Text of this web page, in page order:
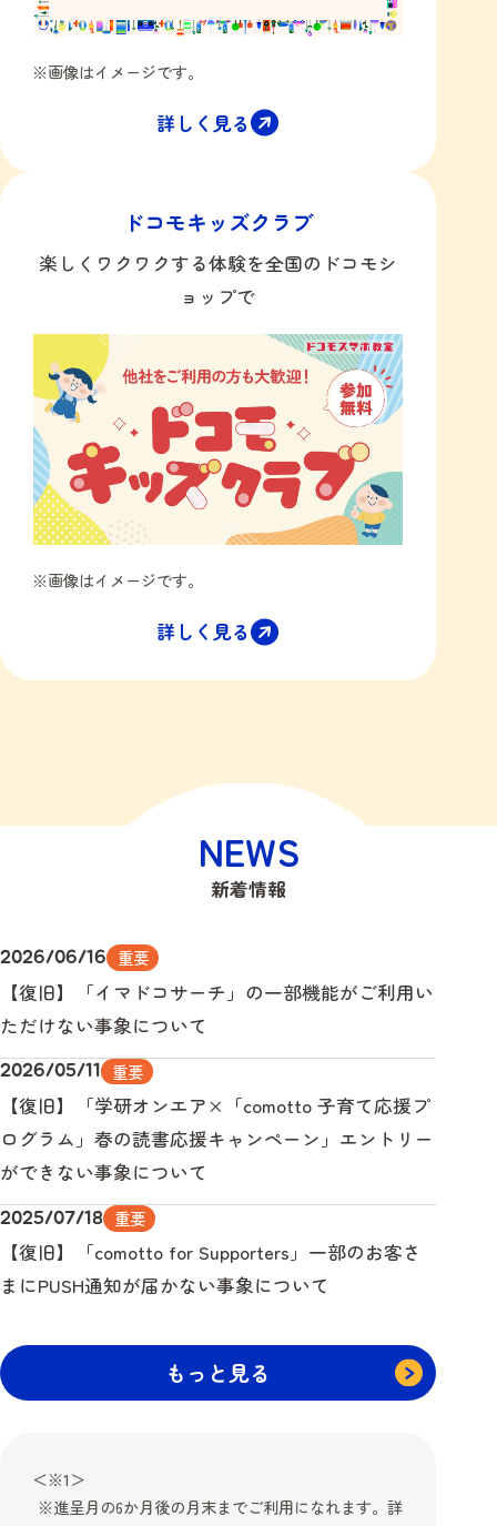
※画像はイメージです。
詳しく見る
ドコモキッズクラブ
楽しくワクワクする体験を全国のドコモシ
ョップで
※画像はイメージです。
詳しく見る
NEWS
新着情報
2026/06/16 重要
【復旧】「イマドコサーチ」の一部機能がご利用い
ただけない事象について
2026/05/11 重要
【復旧】「学研オンエア×「comotto 子育て応援プ
ログラム」春の読書応援キャンペーン」エントリー
ができない事象について
2025/07/18 重要
【復旧】「comotto for Supporters」一部のお客さ
まにPUSH通知が届かない事象について
もっと見る
＜※1＞
進呈月の6か月後の月末までご利用になれます。詳